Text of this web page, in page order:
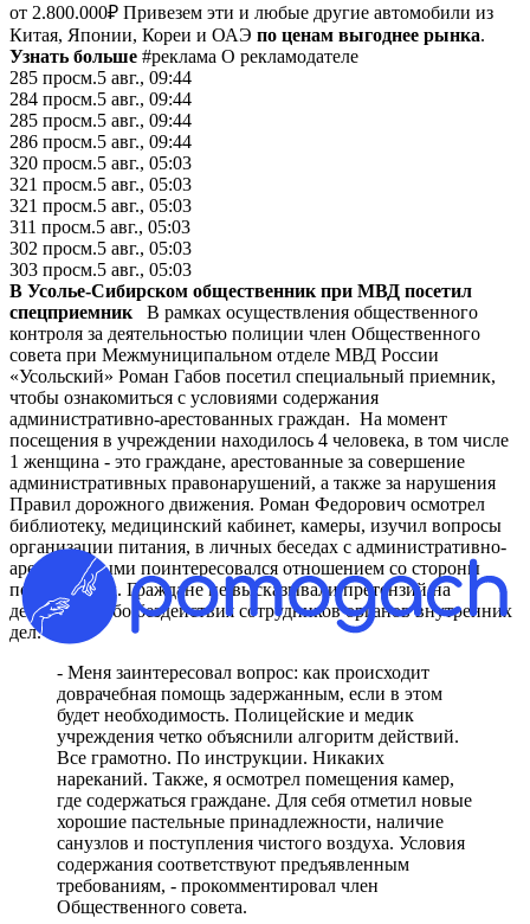
от 2.800.000₽ Привезем эти и любые другие автомобили из
Китая, Японии, Кореи и ОАЭ по ценам выгоднее рынка.
Узнать больше #реклама О рекламодателе
285 просм.5 авг., 09:44
284 просм.5 авг., 09:44
285 просм.5 авг., 09:44
286 просм.5 авг., 09:44
320 просм.5 авг., 05:03
321 просм.5 авг., 05:03
321 просм.5 авг., 05:03
311 просм.5 авг., 05:03
302 просм.5 авг., 05:03
303 просм.5 авг., 05:03
В Усолье-Сибирском общественник при МВД посетил
спецприемник В рамках осуществления общественного
контроля за деятельностью полиции член Общественного
совета при Межмуниципальном отделе МВД России
«Усольский» Роман Габов посетил специальный приемник,
чтобы ознакомиться с условиями содержания
административно-арестованных граждан. На момент
посещения в учреждении находилось 4 человека, в том числе
1 женщина - это граждане, арестованные за совершение
административных правонарушений, а также за нарушения
Правил дорожного движения. Роман Федорович осмотрел
библиотеку, медицинский кабинет, камеры, изучил вопросы
организации питания, в личных беседах с административно-
арестованными поинтересовался отношением со стороны
полицейских. Граждане не высказывали претензий на
действия, либо бездействия сотрудников органов внутренних
дел.
- Меня заинтересовал вопрос: как происходит
доврачебная помощь задержанным, если в этом
будет необходимость. Полицейские и медик
учреждения четко объяснили алгоритм действий.
Все грамотно. По инструкции. Никаких
нареканий. Также, я осмотрел помещения камер,
где содержаться граждане. Для себя отметил новые
хорошие пастельные принадлежности, наличие
санузлов и поступления чистого воздуха. Условия
содержания соответствуют предъявленным
требованиям, - прокомментировал член
Общественного совета.